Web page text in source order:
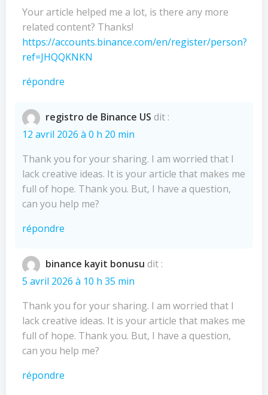
Your article helped me a lot, is there any more
related content? Thanks!
https://accounts.binance.com/en/register/person?
ref=JHQQKNKN
répondre
registro de Binance US dit :
12 avril 2026 à 0 h 20 min
Thank you for your sharing. I am worried that I
lack creative ideas. It is your article that makes me
full of hope. Thank you. But, I have a question,
can you help me?
répondre
binance kayit bonusu dit :
5 avril 2026 à 10 h 35 min
Thank you for your sharing. I am worried that I
lack creative ideas. It is your article that makes me
full of hope. Thank you. But, I have a question,
can you help me?
répondre